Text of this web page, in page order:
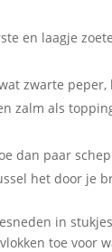
en laagje
zwarte peper,
zalm als
dan paar
het door je
in
toe voor